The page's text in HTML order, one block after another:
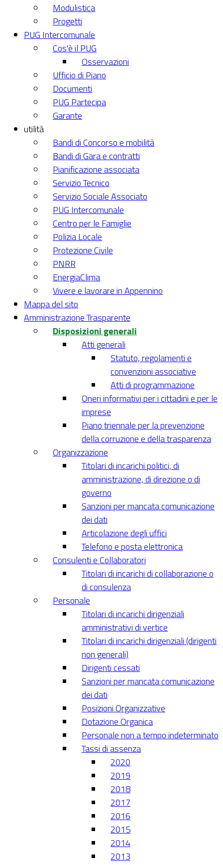
Modulistica
Progetti
PUG Intercomunale
Cos'è il PUG
Osservazioni
Ufficio di Piano
Documenti
PUG Partecipa
Garante
utilità
Bandi di Concorso e mobilità
Bandi di Gara e contratti
Pianificazione associata
Servizio Tecnico
Servizio Sociale Associato
PUG Intercomunale
Centro per le Famiglie
Polizia Locale
Protezione Civile
PNRR
EnergiaClima
Vivere e lavorare in Appennino
Mappa del sito
Amministrazione Trasparente
Disposizioni generali
Atti generali
Statuto, regolamenti e
convenzioni associative
Atti di programmazione
Oneri informativi per i cittadini e per le
imprese
Piano triennale per la prevenzione
della corruzione e della trasparenza
Organizzazione
Titolari di incarichi politici, di
amministrazione, di direzione o di
governo
Sanzioni per mancata comunicazione
dei dati
Articolazione degli uffici
Telefono e posta elettronica
Consulenti e Collaboratori
Titolari di incarichi di collaborazione o
di consulenza
Personale
Titolari di incarichi dirigenziali
amministrativi di vertice
Titolari di incarichi dirigenziali (dirigenti
non generali)
Dirigenti cessati
Sanzioni per mancata comunicazione
dei dati
Posizioni Organizzative
Dotazione Organica
Personale non a tempo indeterminato
Tassi di assenza
2020
2019
2018
2017
2016
2015
2014
2013